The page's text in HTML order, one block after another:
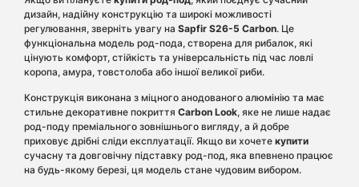
дизайн, надійну конструкцію та широкі можливості
регулювання, зверніть увагу на Sapfir S26-5 Carbon. Це
функціональна модель род-пода, створена для рибалок, які
цінують комфорт, стійкість та універсальність під час ловлі
коропа, амура, товстолоба або іншої великої риби.
Конструкція виконана з міцного анодованого алюмінію та має
стильне декоративне покриття Carbon Look, яке не лише надає
род-поду преміального зовнішнього вигляду, а й добре
приховує дрібні сліди експлуатації. Якщо ви хочете купити
сучасну та довговічну підставку род-под, яка впевнено працює
на будь-якому березі, ця модель стане чудовим вибором.